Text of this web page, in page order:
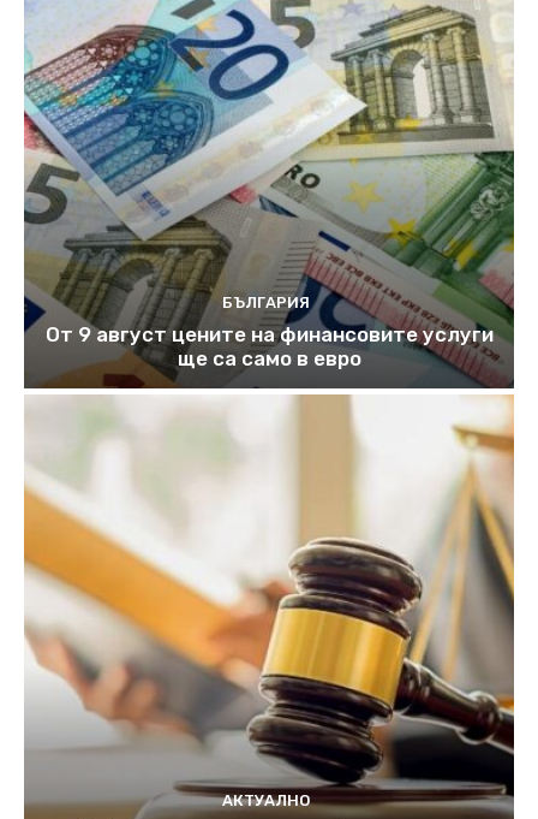
БЪЛГАРИЯ
От 9 август цените на финансовите услуги
ще са само в евро
АКТУАЛНО